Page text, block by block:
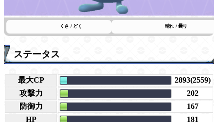
くさ / どく 晴れ / 曇り
ステータス
最大CP
2893(2559)
攻撃力
202
防御力
167
HP
181